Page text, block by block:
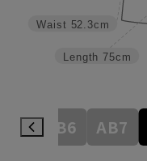
Length 75cm
Waist 52.3cm
AB6 AB7